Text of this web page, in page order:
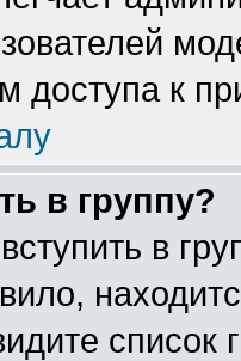
доступа к
в группу?
в
список